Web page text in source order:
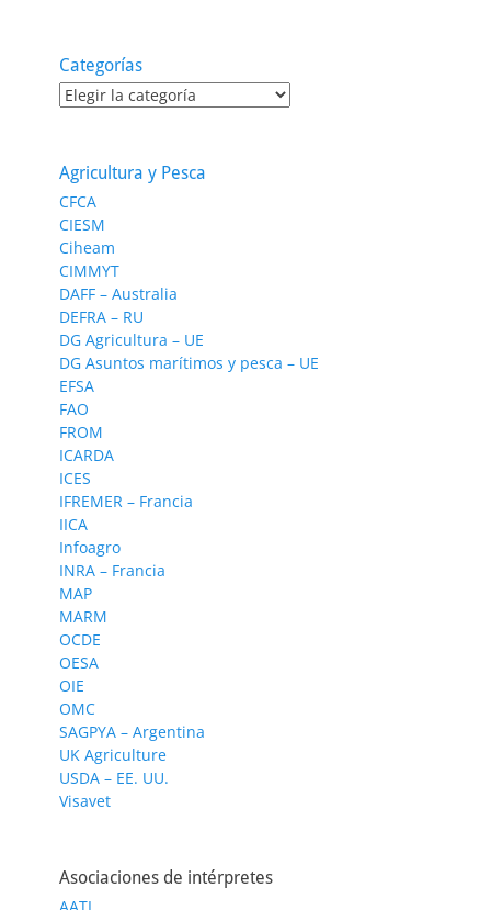
Categorías
Categorías
Agricultura y Pesca
CFCA
CIESM
Ciheam
CIMMYT
DAFF – Australia
DEFRA – RU
DG Agricultura – UE
DG Asuntos marítimos y pesca – UE
EFSA
FAO
FROM
ICARDA
ICES
IFREMER – Francia
IICA
Infoagro
INRA – Francia
MAP
MARM
OCDE
OESA
OIE
OMC
SAGPYA – Argentina
UK Agriculture
USDA – EE. UU.
Visavet
Asociaciones de intérpretes